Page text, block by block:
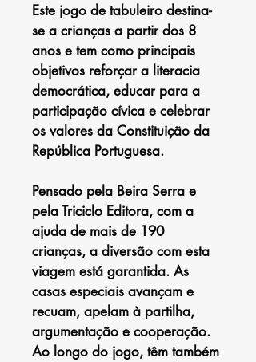
Este jogo de tabuleiro destina-
se a crianças a partir dos 8
anos e tem como principais
objetivos reforçar a literacia
democrática, educar para a
participação cívica e celebrar
os valores da Constituição da
República Portuguesa.
Pensado pela Beira Serra e
pela Triciclo Editora, com a
ajuda de mais de 190
crianças, a diversão com esta
viagem está garantida. As
casas especiais avançam e
recuam, apelam à partilha,
argumentação e cooperação.
Ao longo do jogo, têm também